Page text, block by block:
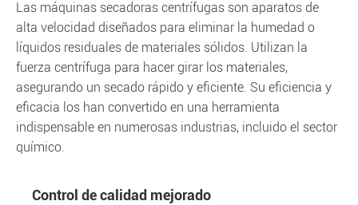
Las máquinas secadoras centrífugas son aparatos de
alta velocidad diseñados para eliminar la humedad o
líquidos residuales de materiales sólidos. Utilizan la
fuerza centrífuga para hacer girar los materiales,
asegurando un secado rápido y eficiente. Su eficiencia y
eficacia los han convertido en una herramienta
indispensable en numerosas industrias, incluido el sector
químico.
Control de calidad mejorado